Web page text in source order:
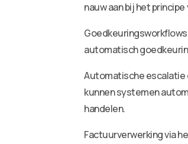
nauw aan bij het principe
automatisch
Automatische escalatie
kunnen systemen
handelen.
Factuurverwerking via